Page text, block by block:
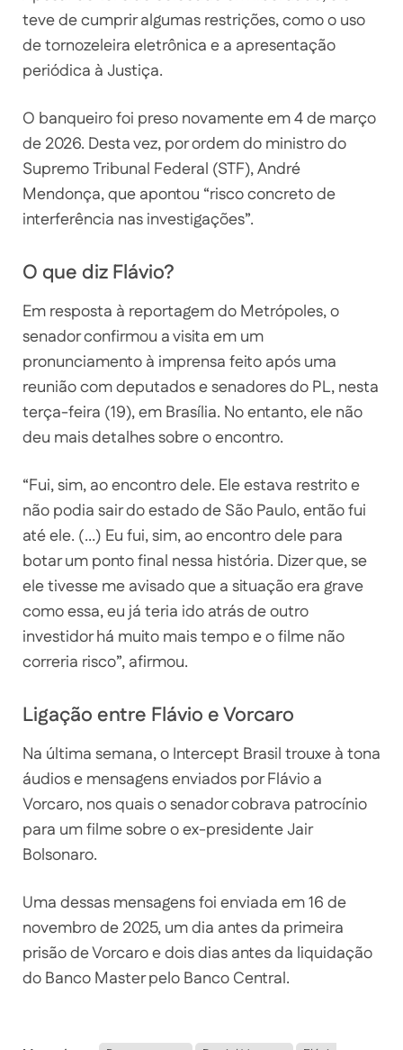
teve de cumprir algumas restrições, como o uso
de tornozeleira eletrônica e a apresentação
periódica à Justiça.
O banqueiro foi preso novamente em 4 de março
de 2026. Desta vez, por ordem do ministro do
Supremo Tribunal Federal (STF), André
Mendonça, que apontou “risco concreto de
interferência nas investigações”.
O que diz Flávio?
Em resposta à reportagem do Metrópoles, o
senador confirmou a visita em um
pronunciamento à imprensa feito após uma
reunião com deputados e senadores do PL, nesta
terça-feira (19), em Brasília. No entanto, ele não
deu mais detalhes sobre o encontro.
“Fui, sim, ao encontro dele. Ele estava restrito e
não podia sair do estado de São Paulo, então fui
até ele. (…) Eu fui, sim, ao encontro dele para
botar um ponto final nessa história. Dizer que, se
ele tivesse me avisado que a situação era grave
como essa, eu já teria ido atrás de outro
investidor há muito mais tempo e o filme não
correria risco”, afirmou.
Ligação entre Flávio e Vorcaro
Na última semana, o Intercept Brasil trouxe à tona
áudios e mensagens enviados por Flávio a
Vorcaro, nos quais o senador cobrava patrocínio
para um filme sobre o ex-presidente Jair
Bolsonaro.
Uma dessas mensagens foi enviada em 16 de
novembro de 2025, um dia antes da primeira
prisão de Vorcaro e dois dias antes da liquidação
do Banco Master pelo Banco Central.